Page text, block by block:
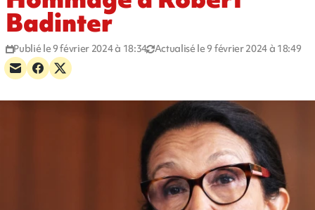
Badinter
Publié le 9 février 2024 à 18:34 Actualisé le 9 février 2024 à 18:49